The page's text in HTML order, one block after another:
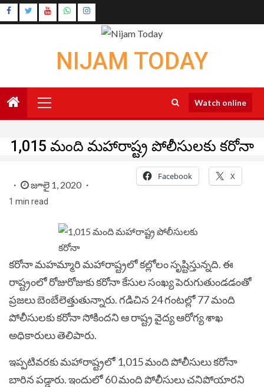
Skip
to
Instagram
NIJAM TODAY
Menu
Watch online
1,015 మంది మహారాష్ట్ర పోలీసులకు కరోనా
జూలై 1, 2020
1 min read
Facebook X
కరోనా మహమ్మారి మహారాష్ట్రలో కల్లోలం సృష్టిస్తున్నది. ఈ
రాష్ట్రంలో రోజురోజుకు కరోనా కేసుల సంఖ్య పెరుగుతుండడంతో
ప్రజలు బెంబేలెత్తుతున్నారు. గడిచిన 24 గంటల్లో 77 మంది
పోలీసులకు కరోనా సోకిందని ఆ రాష్ట్ర వైద్య ఆరోగ్య శాఖ
అధికారులు తెలిపారు.
ఇప్పటివరకు మహారాష్ట్రలో 1,015 మంది పోలీసులుకరోనా
బారిన పడ్డారు. ఇందులో 60 మంది పోలీసులు చనిపోయారని